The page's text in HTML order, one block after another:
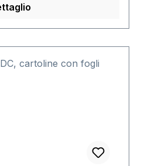
x 68 mm • Foglio: 215 x